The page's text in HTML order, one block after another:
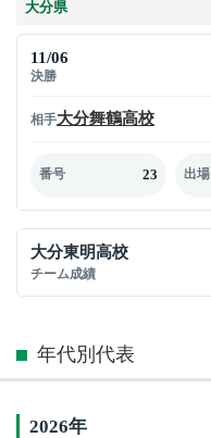
大分県
11/06
決勝
相手大分舞鶴高校
番号 23 出場
大分東明高校
チーム成績
年代別代表
2026年